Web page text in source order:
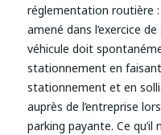
réglementation routière
amené dans l’exercice
véhicule doit
stationnement en faisant
stationnement et en
auprès de l’entreprise
parking payante. Ce qu’il